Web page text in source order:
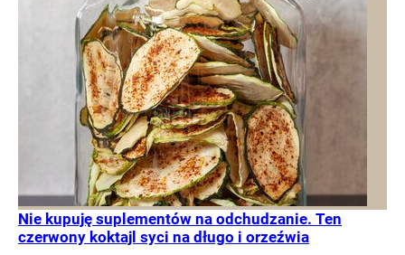
Nie kupuję suplementów na odchudzanie. Ten
czerwony koktajl syci na długo i orzeźwia